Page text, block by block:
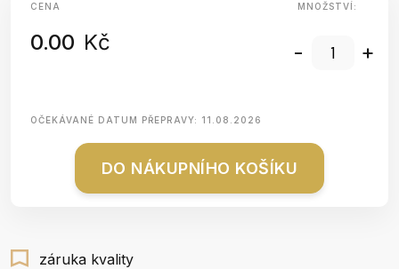
CENA
0.00 Kč
MNOŽSTVÍ:
- +
OČEKÁVANÉ DATUM PŘEPRAVY: 11.08.2026
DO NÁKUPNÍHO KOŠÍKU
záruka kvality